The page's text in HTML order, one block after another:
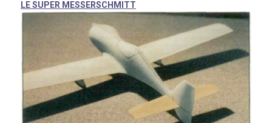
LE SUPER MESSERSCHMITT